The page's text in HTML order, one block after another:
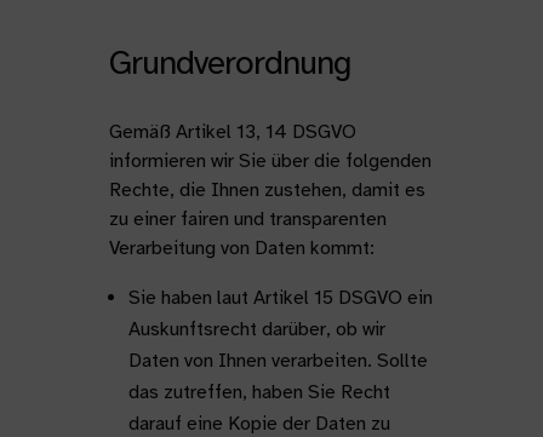
Grundverordnung
Gemäß Artikel 13, 14 DSGVO
informieren wir Sie über die folgenden
Rechte, die Ihnen zustehen, damit es
zu einer fairen und transparenten
Verarbeitung von Daten kommt:
Sie haben laut Artikel 15 DSGVO ein
Auskunftsrecht darüber, ob wir
Daten von Ihnen verarbeiten. Sollte
das zutreffen, haben Sie Recht
darauf eine Kopie der Daten zu